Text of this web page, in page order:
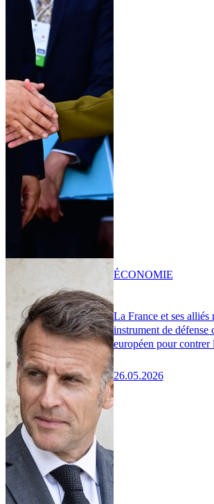
La France et ses alliés
instrument de défense
européen pour contrer
26.05.2026
ÉCONOMIE